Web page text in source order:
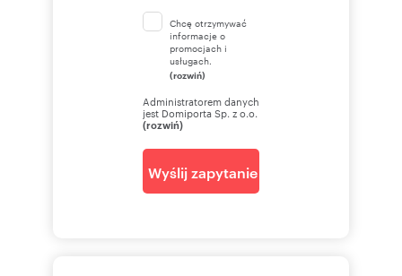
Chcę otrzymywać
informacje o
promocjach i
usługach.
(rozwiń)
Administratorem danych
jest Domiporta Sp. z o.o.
(rozwiń)
Wyślij zapytanie